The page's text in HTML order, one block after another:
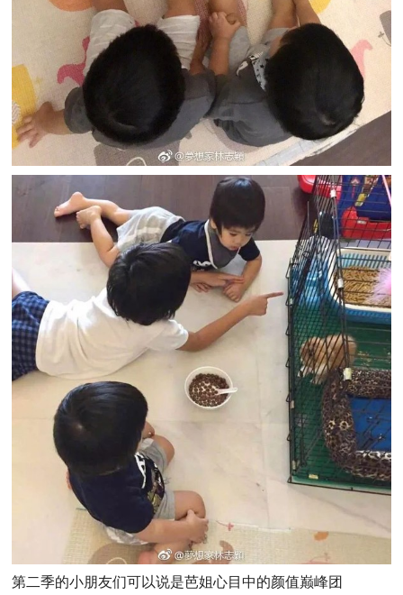
第二季的小朋友们可以说是芭姐心目中的颜值巅峰团